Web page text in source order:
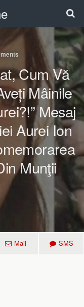
Cum Vă
Mâinile
Mesaj
Aurei Ion
Munţii
Mail SMS